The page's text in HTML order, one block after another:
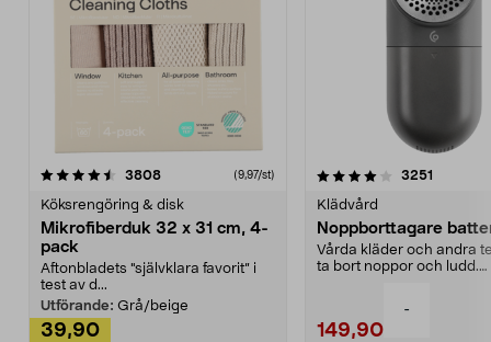
-
3808recensioner (9,97/st)
Köksrengöring & disk
Mikrofiberduk 32 x 31 cm, 4-
pack
Aftonbladets "självklara favorit” i
test av d...
Utförande: Grå/beige
39,90
4.0av 5 stjärnor 3251
Klädvård
Noppborttagare
Vårda kläder och andra
ta bort noppor och ludd.
149,90
4.5av 5 stjärnor